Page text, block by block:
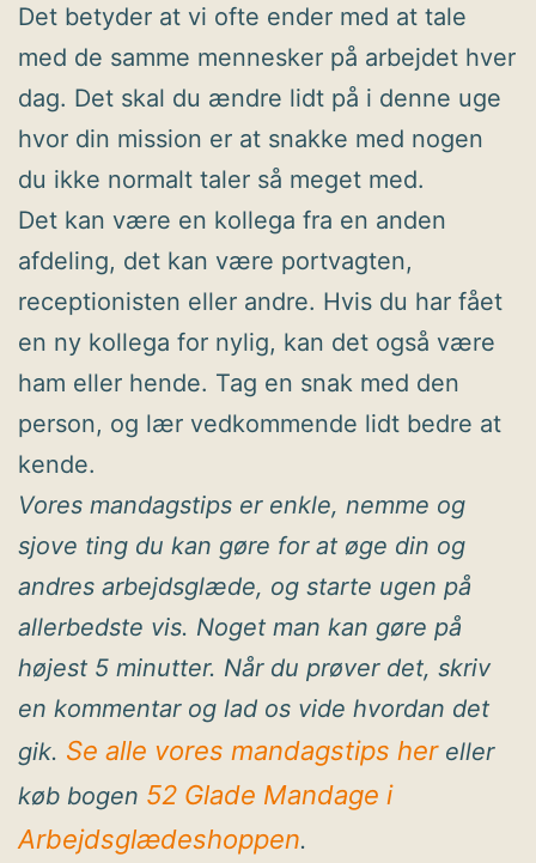
Det betyder at vi ofte ender med at tale
med de samme mennesker på arbejdet hver
dag. Det skal du ændre lidt på i denne uge
hvor din mission er at snakke med nogen
du ikke normalt taler så meget med.
Det kan være en kollega fra en anden
afdeling, det kan være portvagten,
receptionisten eller andre. Hvis du har fået
en ny kollega for nylig, kan det også være
ham eller hende. Tag en snak med den
person, og lær vedkommende lidt bedre at
kende.
Vores mandagstips er enkle, nemme og
sjove ting du kan gøre for at øge din og
andres arbejdsglæde, og starte ugen på
allerbedste vis. Noget man kan gøre på
højest 5 minutter. Når du prøver det, skriv
en kommentar og lad os vide hvordan det
gik. Se alle vores mandagstips hereller
køb bogen 52 Glade Mandage i
Arbejdsglædeshoppen.